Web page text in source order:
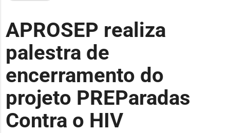
APROSEP realiza
palestra de
encerramento do
projeto PREParadas
Contra o HIV